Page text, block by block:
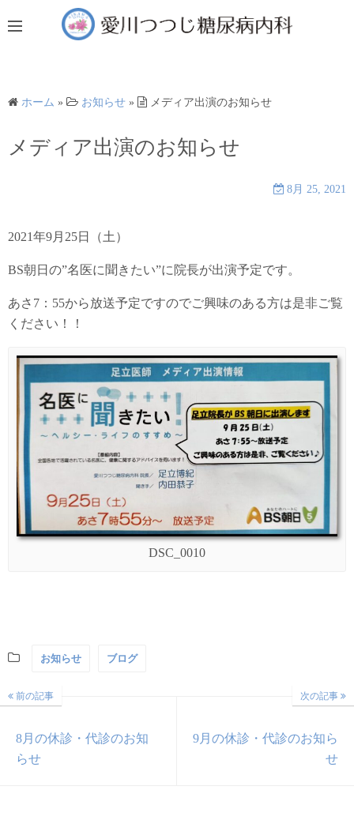
ン
キ
ホーム » お知らせ » メディア出演のお知らせ
メディア出演のお知らせ
8月 25, 2021
2021年9月25日（土）
BS朝日の”名医に聞きたい”に院長が出演予定です。
あさ7：55から放送予定ですのでご興味のある方は是非ご覧
ください！！
DSC_0010
お知らせ ブログ
前の記事
8月の休診・代診のお知
らせ
次の記事
9月の休診・代診のお知ら
せ